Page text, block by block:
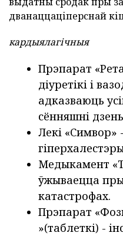
дванаццаціперснай
кардыялагічныя
Прэпарат
діуретікі і
адказваюць
сённяшні
Лекі «Симвор»
Медыкамент
ўжываецца пры
катастрофах.
Прэпарат
»(таблеткі) -